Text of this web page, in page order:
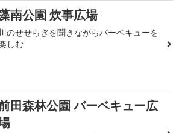
南公園 炊事広場
川のせせらぎを聞きながらバーベキューを
しむ
田森林公園 バーベキュー広